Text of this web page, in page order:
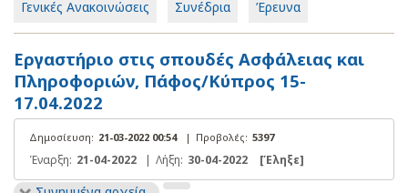
Γενικές Ανακοινώσεις Συνέδρια Έρευνα
Εργαστήριο στις σπουδές Ασφάλειας και
Πληροφοριών, Πάφος/Κύπρος 15-
17.04.2022
Δημοσίευση: 21-03-2022 00:54 | Προβολές: 5397
Έναρξη: 21-04-2022 | Λήξη: 30-04-2022 [Έληξε]